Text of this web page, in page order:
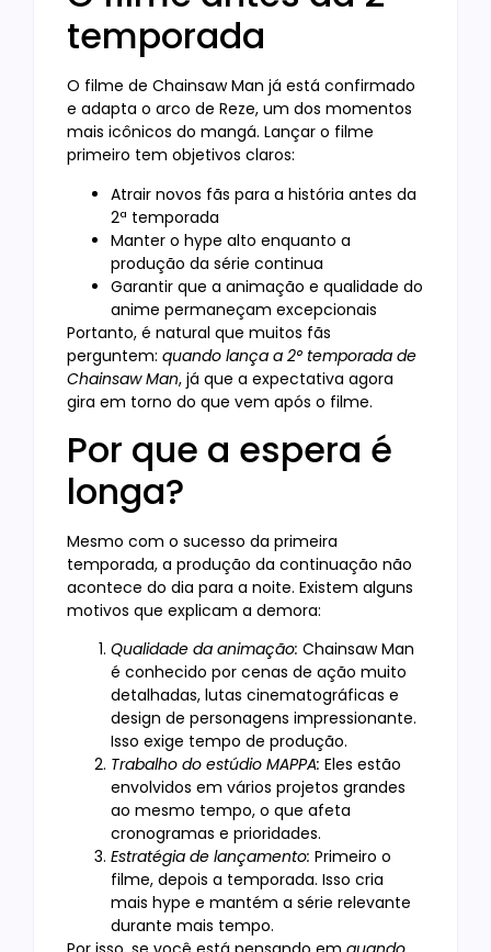
temporada
O filme de Chainsaw Man já está confirmado
e adapta o arco de Reze, um dos momentos
mais icônicos do mangá. Lançar o filme
primeiro tem objetivos claros:
Atrair novos fãs para a história antes da
2ª temporada
Manter o hype alto enquanto a
produção da série continua
Garantir que a animação e qualidade do
anime permaneçam excepcionais
Portanto, é natural que muitos fãs
perguntem: quando lança a 2° temporada de
Chainsaw Man, já que a expectativa agora
gira em torno do que vem após o filme.
Por que a espera é
longa?
Mesmo com o sucesso da primeira
temporada, a produção da continuação não
acontece do dia para a noite. Existem alguns
motivos que explicam a demora:
Qualidade da animação: Chainsaw Man
é conhecido por cenas de ação muito
detalhadas, lutas cinematográficas e
design de personagens impressionante.
Isso exige tempo de produção.
Trabalho do estúdio MAPPA: Eles estão
envolvidos em vários projetos grandes
ao mesmo tempo, o que afeta
cronogramas e prioridades.
Estratégia de lançamento: Primeiro o
filme, depois a temporada. Isso cria
mais hype e mantém a série relevante
durante mais tempo.